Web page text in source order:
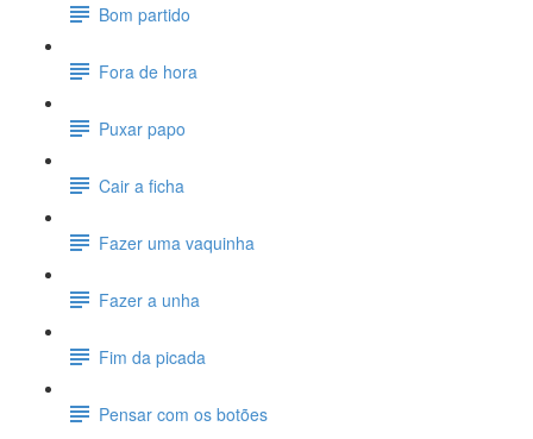
Bom partido
Fora de hora
Puxar papo
Cair a ficha
Fazer uma vaquinha
Fazer a unha
Fim da picada
Pensar com os botões